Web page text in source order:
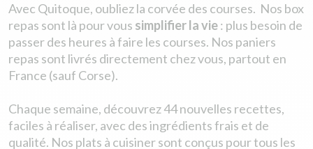
Avec Quitoque, oubliez la corvée des courses. Nos box
repas sont là pour vous simplifier la vie: plus besoin de
passer des heures à faire les courses. Nos paniers
repas sont livrés directement chez vous, partout en
France (sauf Corse).
Chaque semaine, découvrez 44 nouvelles recettes,
faciles à réaliser, avec des ingrédients frais et de
qualité. Nos plats à cuisiner sont conçus pour tous les